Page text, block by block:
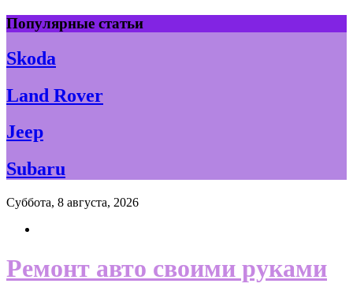
Skip
to
content
Популярные статьи
Skoda
Land Rover
Jeep
Subaru
Суббота, 8 августа, 2026
Ремонт авто своими руками